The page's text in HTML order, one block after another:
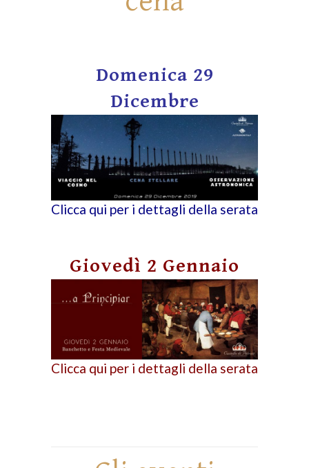
Domenica 29
Dicembre
Clicca qui per i dettagli della serata
Giovedì 2 Gennaio
Clicca qui per i dettagli della serata